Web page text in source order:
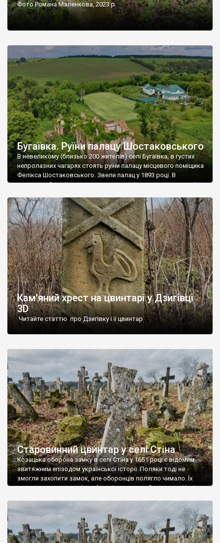
Фото Романа Маленкова, 2023 р.
Бугаївка. Руїни палацу Шостаковського
В невеликому (близько 200 жителів) селі Бугаївка, в густих
непролазних чагарях стоять руїни палацу місцевого поміщика
Фелікса Шостаковського. Звели палац у 1893 році. В
радянський період у ньому спочатку містилася школа, потім
століття тут розмістили туберкульозну лікарню. Коли із
палацу виїхала лікарня – ми точно не […]
Кам’яний хрест на цвинтарі у Дзигівці
3D
Читайте статтю про Дзигівку і її цвинтар
Старовинний цвинтар у селі Стіна
Козацька оборона замку в селі Стіна у 1651 році є відомим
звитяжним епізодом української історії. Поляки тоді не
змогли захопити замок, але оборонців полягло чимало. Їх
поховали на цвинтарі, який тоді називався Замковим. Нині на
ньому чимало хрестів 19 століття, є такі, де епітафії стер […]